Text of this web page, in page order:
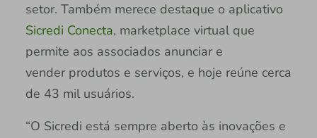
setor. Também merece destaque o aplicativo
Sicredi Conecta, marketplace virtual que
permite aos associados anunciar e
vender produtos e serviços, e hoje reúne cerca
de 43 mil usuários.
“O Sicredi está sempre aberto às inovações e